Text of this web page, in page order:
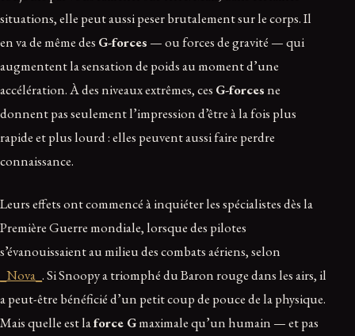
situations, elle peut aussi peser brutalement sur le corps. Il
en va de même des G-forces — ou forces de gravité — qui
augmentent la sensation de poids au moment d’une
accélération. À des niveaux extrêmes, ces G-forcesne
donnent pas seulement l’impression d’être à la fois plus
rapide et plus lourd : elles peuvent aussi faire perdre
connaissance.
Leurs effets ont commencé à inquiéter les spécialistes dès la
Première Guerre mondiale, lorsque des pilotes
s’évanouissaient au milieu des combats aériens, selon
_Nova_ . Si Snoopy a triomphé du Baron rouge dans les airs, il
a peut-être bénéficié d’un petit coup de pouce de la physique.
Mais quelle est laforce Gmaximale qu’un humain — et pas